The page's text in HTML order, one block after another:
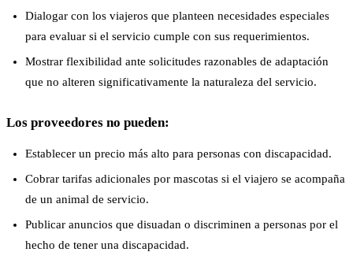
Dialogar con los viajeros que planteen necesidades especiales
para evaluar si el servicio cumple con sus requerimientos.
Mostrar flexibilidad ante solicitudes razonables de adaptación
que no alteren significativamente la naturaleza del servicio.
Los proveedores no pueden:
Establecer un precio más alto para personas con discapacidad.
Cobrar tarifas adicionales por mascotas si el viajero se acompaña
de un animal de servicio.
Publicar anuncios que disuadan o discriminen a personas por el
hecho de tener una discapacidad.